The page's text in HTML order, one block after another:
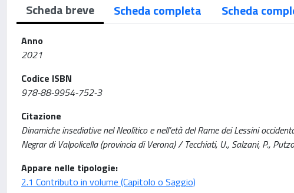
Scheda breve Scheda completa Scheda
Anno
2021
Codice ISBN
978-88-9954-752-3
Citazione
Dinamiche insediative nel Neolitico e nell’età del Rame dei Lessini
Negrar di Valpolicella (provincia di Verona) / Tecchiati, U., Salzani, P.,
Appare nelle tipologie:
2.1 Contributo in volume (Capitolo o Saggio)